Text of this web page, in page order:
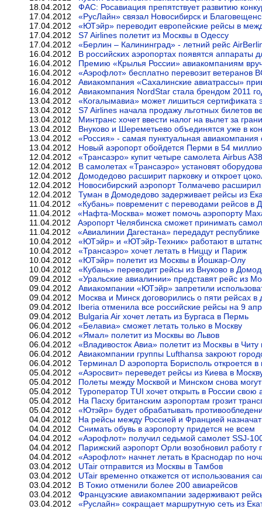
18.04.2012 ФАС: Росавиация препятствует развитию
17.04.2012 «РусЛайн» связал Новосибирск и
17.04.2012 «ЮТэйр» переводит европейские рейсы в
17.04.2012 S7 Airlines полетит из Москвы в Одессу
17.04.2012 «Берлин – Калининград» - летний рейс
16.04.2012 В российских аэропортах появятся аппараты
16.04.2012 Премию «Крылья России» авиакомпаниям
16.04.2012 «Аэрофлот» бесплатно перевозит ветеранов
16.04.2012 Авиакомпания «Сахалинские авиатрассы»
16.04.2012 Авиакомпания NordStar стала брендом 2011
13.04.2012 «Когалымавиа» может лишиться сертификата
13.04.2012 S7 Airlines начала продажу льготных билетов
13.04.2012 Минтранс хочет ввести налог на вылет за
13.04.2012 Внуково и Шереметьево объединятся уже в
13.04.2012 «Россия» - самая пунктуальная
13.04.2012 Новый аэропорт обойдется Перми в 54
12.04.2012 «Трансаэро» купит четыре самолета Airbus
12.04.2012 В самолетах «Трансаэро» установят
12.04.2012 Домодедово расширит парковку и откроет
12.04.2012 Новосибирский аэропорт Толмачево расширил
12.04.2012 Туман в Домодедово задерживает рейсы из
11.04.2012 «Кубань» повременит с переводами рейсов в
11.04.2012 «Нафта-Москва» может помочь аэропорту
11.04.2012 Аэропорт Челябинска сможет принимать
11.04.2012 «Авиалинии Дагестана» передадут республике
10.04.2012 «ЮТэйр» и «ЮТэйр-Техник» работают в
10.04.2012 «Трансаэро» хочет летать в Ниццу и Париж
10.04.2012 «ЮТэйр» полетит из Москвы в Йошкар-Олу
10.04.2012 «Кубань» переводит рейсы из Внуково в
09.04.2012 «Уральские авиалинии» представят рейс из
09.04.2012 Авиакомпании «ЮТэйр» запретили
09.04.2012 Москва и Минск договорились о пяти рейсах в
09.04.2012 Iberia отменила все российские рейсы на 9
09.04.2012 Bulgaria Air хочет летать из Бургаса в Пермь
06.04.2012 «Белавиа» сможет летать только в Москву
06.04.2012 «Ямал» полетит из Москвы во Львов
06.04.2012 «Владивосток Авиа» полетит из Москвы в Читу
06.04.2012 Авиакомпании группы Lufthansa закроют
06.04.2012 Терминал D аэропорта Борисполь откроется в
05.04.2012 «Аэросвит» переведет рейсы из Киева в
05.04.2012 Полеты между Москвой и Минском снова могут
05.04.2012 Туроператор TUI хочет открыть в России
05.04.2012 На Пасху британским аэропортам грозит
05.04.2012 «Ютэйр» будет обрабатывать
04.04.2012 На рейсы между Россией и Францией назначат
04.04.2012 Снимать обувь в аэропорту придется не всем
04.04.2012 «Аэрофлот» получил седьмой самолет SSJ-
04.04.2012 Парижский аэропорт Орли возобновил работу
04.04.2012 «Аэрофлот» начнет летать в Краснодар по
03.04.2012 UTair отправится из Москвы в Тамбов
03.04.2012 UTair временно откажется от использования
03.04.2012 В Токио отменили более 200 авиарейсов
03.04.2012 Французские авиакомпании задерживают
03.04.2012 «Руслайн» сокращает маршрутную сеть из